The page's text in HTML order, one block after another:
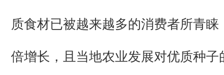
质食材已被越来越多的消费者所青睐
倍增长，且当地农业发展对优质种子